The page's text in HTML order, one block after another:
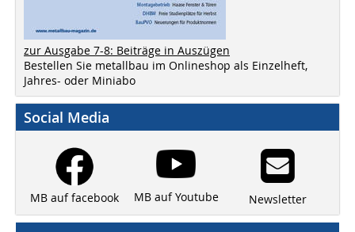
zur Ausgabe 7-8: Beiträge in Auszügen
Bestellen Sie metallbau im Onlineshop als Einzelheft,
Jahres- oder Miniabo
Social Media
MB auf facebook MB auf Youtube Newsletter